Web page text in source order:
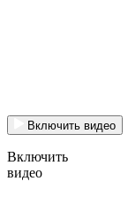
Включить видео
Включить
видео